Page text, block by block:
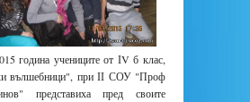
година учениците от ІV б клас,
вълшебници", при ІІ СОУ "Проф
представиха пред своите